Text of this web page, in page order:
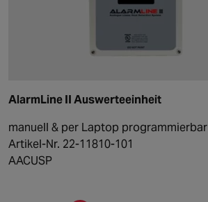
AlarmLine II Auswerteeinheit
manuell & per Laptop programmierbar
Artikel-Nr. 22-11810-101
AACUSP